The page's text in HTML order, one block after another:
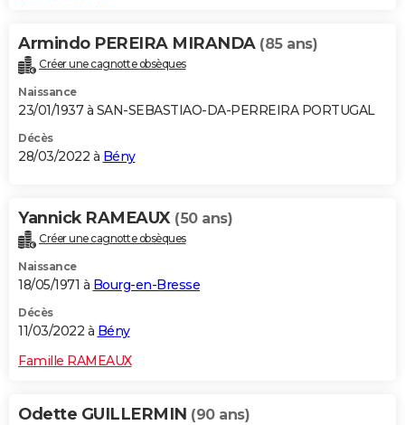
Armindo PEREIRA MIRANDA (85 ans)
Créer une cagnotte obsèques
Naissance
23/01/1937 à SAN-SEBASTIAO-DA-PERREIRA PORTUGAL
Décès
28/03/2022 à Bény
Yannick RAMEAUX (50 ans)
Créer une cagnotte obsèques
Naissance
18/05/1971 à Bourg-en-Bresse
Décès
11/03/2022 à Bény
Famille RAMEAUX
Odette GUILLERMIN (90 ans)